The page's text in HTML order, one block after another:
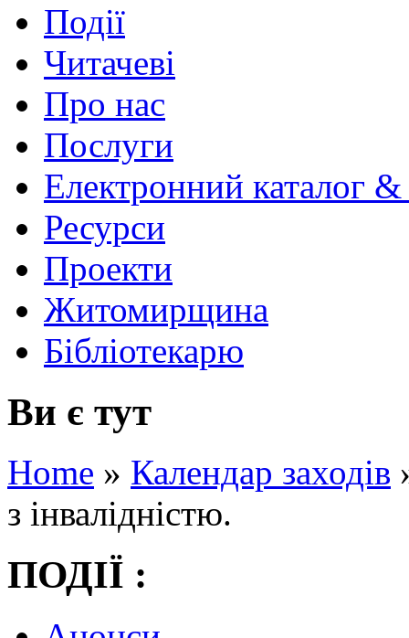
Події
Читачеві
Про нас
Послуги
Електронний каталог
Ресурси
Проекти
Житомирщина
Бібліотекарю
Ви є тут
Home » Календар заходів
з інвалідністю.
ПОДІЇ :